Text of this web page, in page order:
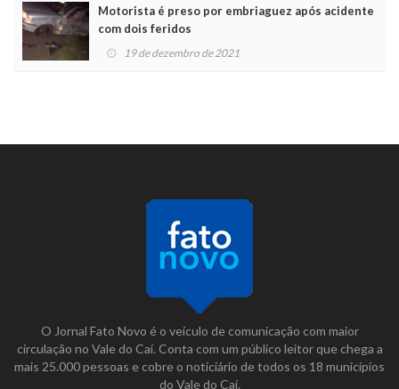
Motorista é preso por embriaguez após acidente
com dois feridos
19 de dezembro de 2021
O Jornal Fato Novo é o veículo de comunicação com maior
circulação no Vale do Caí. Conta com um público leitor que chega a
mais 25.000 pessoas e cobre o noticiário de todos os 18 municípios
do Vale do Caí.